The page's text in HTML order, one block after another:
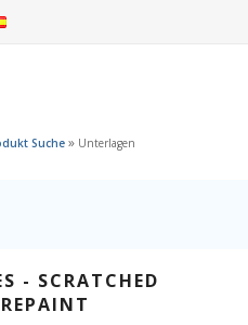
Suche » Unterlagen
- SCRATCHED